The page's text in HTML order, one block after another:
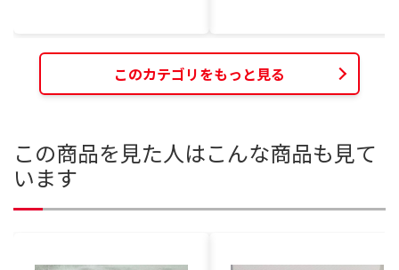
このカテゴリをもっと見る
この商品を見た人はこんな商品も見て
います